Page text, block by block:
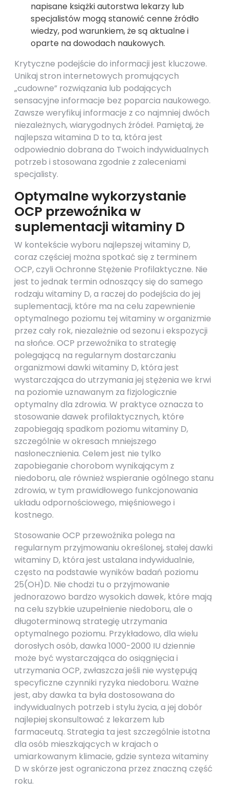
napisane książki autorstwa lekarzy lub
specjalistów mogą stanowić cenne źródło
wiedzy, pod warunkiem, że są aktualne i
oparte na dowodach naukowych.
Krytyczne podejście do informacji jest kluczowe.
Unikaj stron internetowych promujących
„cudowne” rozwiązania lub podających
sensacyjne informacje bez poparcia naukowego.
Zawsze weryfikuj informacje z co najmniej dwóch
niezależnych, wiarygodnych źródeł. Pamiętaj, że
najlepsza witamina D to ta, która jest
odpowiednio dobrana do Twoich indywidualnych
potrzeb i stosowana zgodnie z zaleceniami
specjalisty.
Optymalne wykorzystanie
OCP przewoźnika w
suplementacji witaminy D
W kontekście wyboru najlepszej witaminy D,
coraz częściej można spotkać się z terminem
OCP, czyli Ochronne Stężenie Profilaktyczne. Nie
jest to jednak termin odnoszący się do samego
rodzaju witaminy D, a raczej do podejścia do jej
suplementacji, które ma na celu zapewnienie
optymalnego poziomu tej witaminy w organizmie
przez cały rok, niezależnie od sezonu i ekspozycji
na słońce. OCP przewoźnika to strategię
polegającą na regularnym dostarczaniu
organizmowi dawki witaminy D, która jest
wystarczająca do utrzymania jej stężenia we krwi
na poziomie uznawanym za fizjologicznie
optymalny dla zdrowia. W praktyce oznacza to
stosowanie dawek profilaktycznych, które
zapobiegają spadkom poziomu witaminy D,
szczególnie w okresach mniejszego
nasłonecznienia. Celem jest nie tylko
zapobieganie chorobom wynikającym z
niedoboru, ale również wspieranie ogólnego stanu
zdrowia, w tym prawidłowego funkcjonowania
układu odpornościowego, mięśniowego i
kostnego.
Stosowanie OCP przewoźnika polega na
regularnym przyjmowaniu określonej, stałej dawki
witaminy D, która jest ustalana indywidualnie,
często na podstawie wyników badań poziomu
25(OH)D. Nie chodzi tu o przyjmowanie
jednorazowo bardzo wysokich dawek, które mają
na celu szybkie uzupełnienie niedoboru, ale o
długoterminową strategię utrzymania
optymalnego poziomu. Przykładowo, dla wielu
dorosłych osób, dawka 1000-2000 IU dziennie
może być wystarczająca do osiągnięcia i
utrzymania OCP, zwłaszcza jeśli nie występują
specyficzne czynniki ryzyka niedoboru. Ważne
jest, aby dawka ta była dostosowana do
indywidualnych potrzeb i stylu życia, a jej dobór
najlepiej skonsultować z lekarzem lub
farmaceutą. Strategia ta jest szczególnie istotna
dla osób mieszkających w krajach o
umiarkowanym klimacie, gdzie synteza witaminy
D w skórze jest ograniczona przez znaczną część
roku.